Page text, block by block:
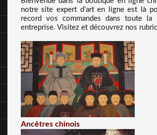
notre site expert d’art en ligne est là
record vos commandes dans toute
entreprise. Visitez et découvrez nos
Ancêtres chinois